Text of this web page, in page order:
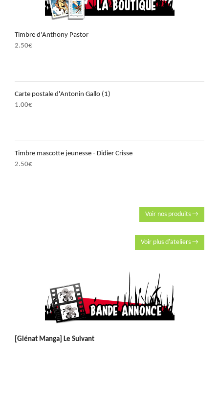
Timbre d'Anthony Pastor
2.50€
Carte postale d'Antonin Gallo (1)
1.00€
Timbre mascotte jeunesse - Didier Crisse
2.50€
Voir nos produits →
Voir plus d'ateliers →
[Glénat Manga] Le Suivant